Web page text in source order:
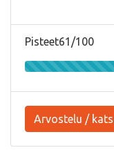
Pisteet61/100
Arvostelu /